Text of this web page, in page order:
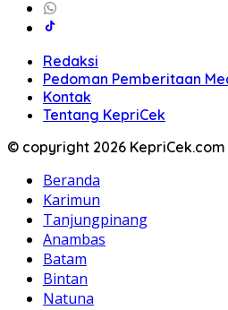
Redaksi
Pedoman Pemberitaan
Kontak
Tentang KepriCek
© copyright 2026 KepriCek.com
Beranda
Karimun
Tanjungpinang
Anambas
Batam
Bintan
Natuna